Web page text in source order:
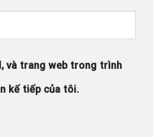
và trang web trong trình
kế tiếp của tôi.